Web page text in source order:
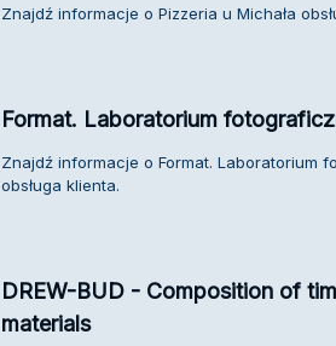
Znajdź informacje o Pizzeria u Michała
Format. Laboratorium
Znajdź informacje o Format. Laboratorium
obsługa klienta.
DREW-BUD - Composition of
materials